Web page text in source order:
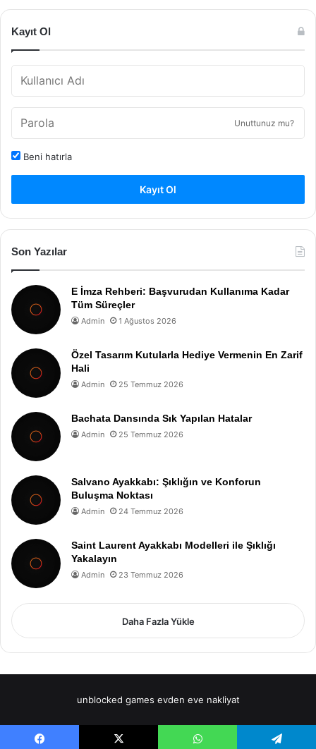
Kayıt Ol
Unuttunuz mu?
Beni hatırla
Kayıt Ol
Son Yazılar
E İmza Rehberi: Başvurudan Kullanıma Kadar
Tüm Süreçler
Admin 1 Ağustos 2026
Özel Tasarım Kutularla Hediye Vermenin En Zarif
Hali
Admin 25 Temmuz 2026
Bachata Dansında Sık Yapılan Hatalar
Admin 25 Temmuz 2026
Salvano Ayakkabı: Şıklığın ve Konforun
Buluşma Noktası
Admin 24 Temmuz 2026
Saint Laurent Ayakkabı Modelleri ile Şıklığı
Yakalayın
Admin 23 Temmuz 2026
Daha Fazla Yükle
unblocked games evden eve nakliyat